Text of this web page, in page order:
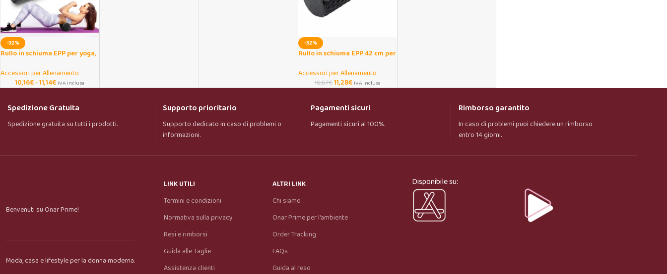
Dimmi cosa stai cercando e ti aiuto a trovare il
-32%
Rullo in schiuma EPP per yoga,
miofasciale
Accessori per Allenamento
10,16€-11,14€ IVA Inclusa
-32%
Rullo in schiuma EPP 42 cm per
Accessori per Allenamento
16,67€11,28€ IVA Inclusa
Spedizione Gratuita
Spedizione gratuita su tutti i prodotti.
Supporto prioritario
Supporto dedicato in caso di problemi o
informazioni.
Pagamenti sicuri
Pagamenti sicuri al 100%.
Rimborso garantito
In caso di problemi puoi chiedere un rimborso
entro 14 giorni.
Benvenuti su Onar Prime!
Moda, casa e lifestyle per la donna moderna.
LINK UTILI
Termini e condizioni
Normativa sulla privacy
Resi e rimborsi
Guida alle Taglie
Assistenza clienti
ALTRI LINK
Chi siamo
Onar Prime per l'ambiente
Order Tracking
FAQs
Guida al reso
Disponibile su: